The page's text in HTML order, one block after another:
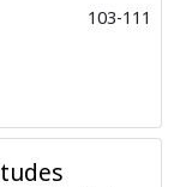
103-111